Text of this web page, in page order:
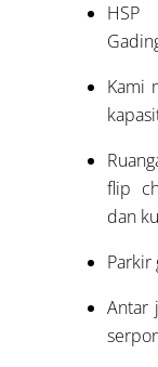
HSP
Kami
flip
dan
Parkir
Antar